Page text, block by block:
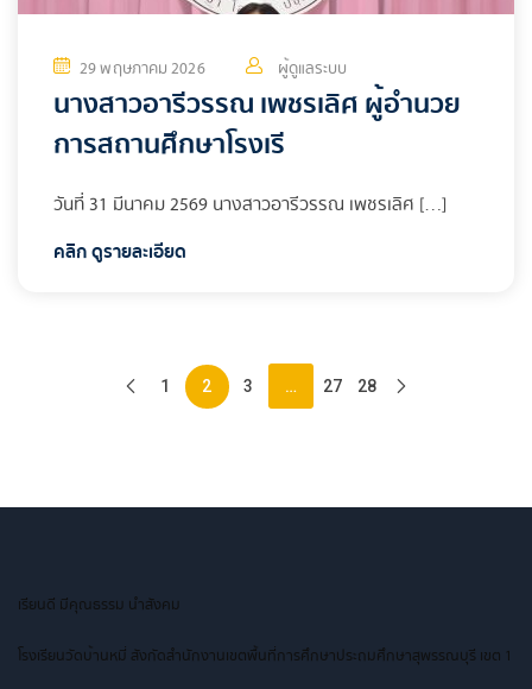
29 พฤษภาคม 2026 ผู้ดูแลระบบ
นางสาวอารีวรรณ เพชรเลิศ ผู้อำนวย
การสถานศึกษาโรงเรี
วันที่ 31 มีนาคม 2569 นางสาวอารีวรรณ เพชรเลิศ […]
คลิก ดูรายละเอียด
1 2 3 … 27 28
เรียนดี มีคุณธรรม นำสังคม
โรงเรียนวัดบ้านหมี่ สังกัดสำนักงานเขตพื้นที่การศึกษาประถมศึกษาสุพรรณบุรี เขต 1